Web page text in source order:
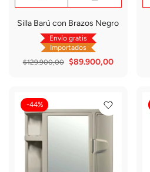
Silla Barú con Brazos Negro
Envío gratis
Importados
$129.900,00 $89.900,00
-44%